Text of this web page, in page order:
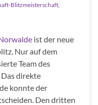
Blitzmeisterschaft
ist der neue
Nur auf dem
Team des
Das direkte
konnte der
Den dritten